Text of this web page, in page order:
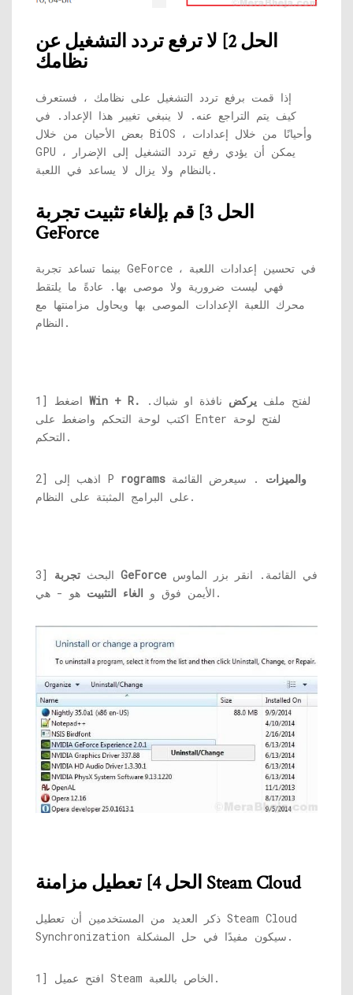
الحل 2] لا ترفع تردد التشغيل عن
نظامك
إذا قمت برفع تردد التشغيل على نظامك ، فستعرف
كيف يتم التراجع عنه. لا ينبغي تغيير هذا الإعداد. في
بعض الأحيان من خلال BiOS ، وأحيانًا من خلال إعدادات
GPU ، يمكن أن يؤدي رفع تردد التشغيل إلى الإضرار
بالنظام ولا يزال لا يساعد في اللعبة.
الحل 3] قم بإلغاء تثبيت تجربة
GeForce
بينما تساعد تجربة GeForce في تحسين إعدادات اللعبة ،
فهي ليست ضرورية ولا موصى بها. عادةً ما يلتقط
محرك اللعبة الإعدادات الموصى بها ويحاول مزامنتها مع
النظام.
Win + R. لفتح ملف يركض نافذة او شباك.
اكتب لوحة التحكم واضغط على Enter لفتح لوحة
التحكم.
2] اذهب إلى P rograms والميزات . سيعرض القائمة
على البرامج المثبتة على النظام.
3] البحث تجربة GeForce
الأيمن فوق و الغاء التثبيت هو - هي.
الحل 4] تعطيل مزامنة Steam Cloud
ذكر العديد من المستخدمين أن تعطيل Steam Cloud
Synchronization سيكون مفيدًا في حل المشكلة.
1] افتح عميل Steam الخاص باللعبة.